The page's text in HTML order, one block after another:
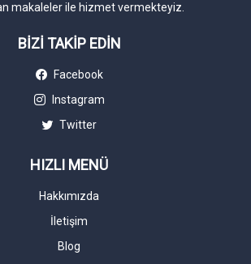
makaleler ile hizmet vermekteyiz.
BİZİ TAKİP EDİN
Facebook
Instagram
Twitter
HIZLI MENÜ
Hakkımızda
İletişim
Blog